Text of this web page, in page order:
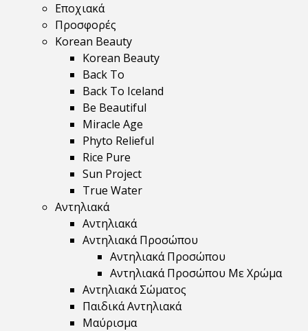
Εποχιακά
Προσφορές
Korean Beauty
Korean Beauty
Back To
Back To Iceland
Be Beautiful
Miracle Age
Phyto Relieful
Rice Pure
Sun Project
True Water
Αντηλιακά
Αντηλιακά
Αντηλιακά Προσώπου
Αντηλιακά Προσώπου
Αντηλιακά Προσώπου Με Χρώμα
Αντηλιακά Σώματος
Παιδικά Αντηλιακά
Μαύρισμα